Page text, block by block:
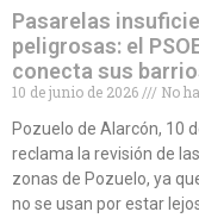
Pasarelas
peligrosas: el
conecta sus
10 de junio de 2026
No
Pozuelo de Alarcón, 10
reclama la revisión de
zonas de Pozuelo, ya
no se usan por estar